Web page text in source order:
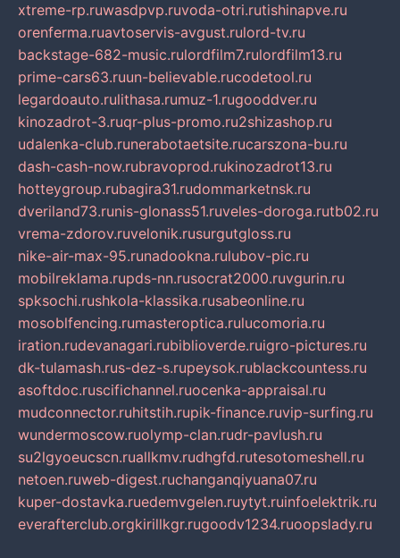
xtreme-rp.ruwasdpvp.ruvoda-otri.rutishinapve.ru
orenferma.ruavtoservis-avgust.rulord-tv.ru
backstage-682-music.rulordfilm7.rulordfilm13.ru
prime-cars63.ruun-believable.rucodetool.ru
legardoauto.rulithasa.rumuz-1.rugooddver.ru
kinozadrot-3.ruqr-plus-promo.ru2shizashop.ru
udalenka-club.runerabotaetsite.rucarszona-bu.ru
dash-cash-now.rubravoprod.rukinozadrot13.ru
hotteygroup.rubagira31.rudommarketnsk.ru
dveriland73.runis-glonass51.ruveles-doroga.rutb02.ru
vrema-zdorov.ruvelonik.rusurgutgloss.ru
nike-air-max-95.runadookna.rulubov-pic.ru
mobilreklama.rupds-nn.rusocrat2000.ruvgurin.ru
spksochi.rushkola-klassika.rusabeonline.ru
mosoblfencing.rumasteroptica.rulucomoria.ru
iration.rudevanagari.rubiblioverde.ruigro-pictures.ru
dk-tulamash.rus-dez-s.rupeysok.rublackcountess.ru
asoftdoc.ruscifichannel.ruocenka-appraisal.ru
mudconnector.ruhitstih.rupik-finance.ruvip-surfing.ru
wundermoscow.ruolymp-clan.rudr-pavlush.ru
su2lgyoeucscn.ruallkmv.rudhgfd.rutesotomeshell.ru
netoen.ruweb-digest.ruchanganqiyuana07.ru
kuper-dostavka.ruedemvgelen.ruytyt.ruinfoelektrik.ru
everafterclub.orgkirillkgr.rugoodv1234.ruoopslady.ru